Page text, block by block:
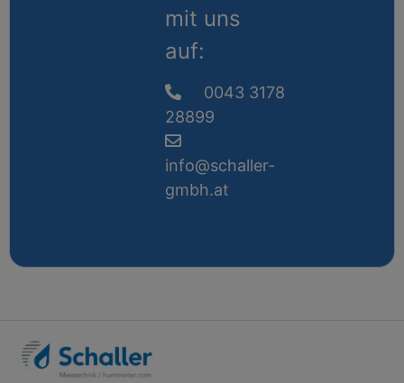
mit uns
auf:
0043 3178
28899
info@schaller-
gmbh.at